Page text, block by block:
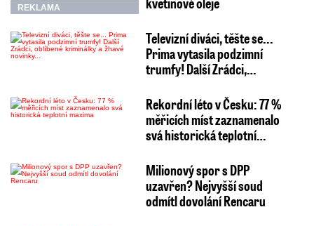
REKLAMA
Televizní diváci, těšte se...
Prima vytasila podzimní
trumfy! Další Zrádci,…
Rekordní léto v Česku: 77 %
měřicích míst zaznamenalo
svá historická teplotní…
Milionový spor s DPP
uzavřen? Nejvyšší soud
odmítl dovolání Rencaru